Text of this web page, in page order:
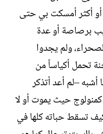
أكثر أمسكت بي حتى
برصاصة أو عدة
ولم يجدوا
تحمل أكياساً من
أشبه –لم أعد أتذكر
كمنولوج حيث يموت أو لا
تسقط حباته كلها في